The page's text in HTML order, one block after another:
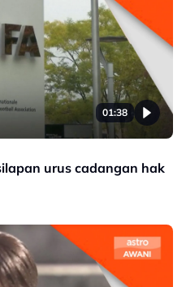
01:38
urus cadangan hak